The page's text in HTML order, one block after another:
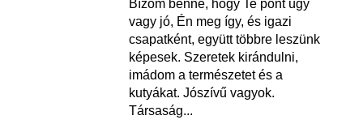
Bízom benne, hogy Te pont úgy
vagy jó, Én meg így, és igazi
csapatként, együtt többre leszünk
képesek. Szeretek kirándulni,
imádom a természetet és a
kutyákat. Jószívű vagyok.
Társaság...